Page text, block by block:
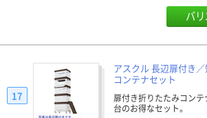
バ
アスクル 長辺扉付き
コンテナセット
扉付き折りたたみコンテ
台のお得なセット。
17